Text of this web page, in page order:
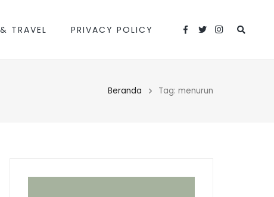
TRAVEL PRIVACY POLICY
Beranda Tag: menurun